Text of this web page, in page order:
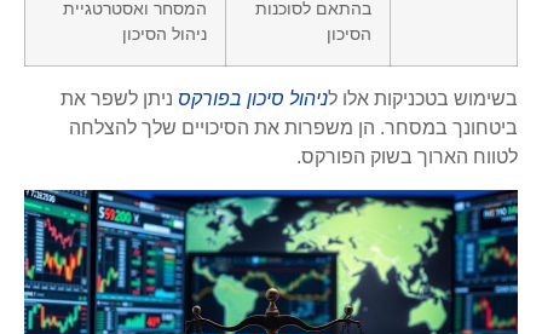
בהתאם לסוכנות
הסיכון
המסחר ואסטרטגיית
ניהול הסיכון
בשימוש בטכניקות אלו לניהול סיכון בפורקס ניתן לשפר את
ביטחונך במסחר. הן משפרות את הסיכויים שלך להצלחה
לטווח הארוך בשוק הפורקס.